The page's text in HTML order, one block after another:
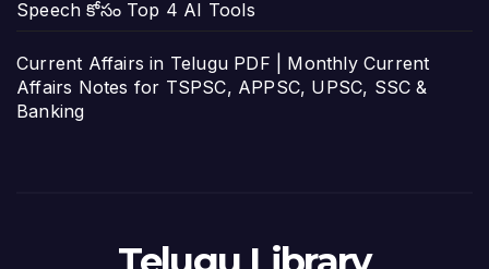
Speech కోసం Top 4 AI Tools
Current Affairs in Telugu PDF | Monthly Current
Affairs Notes for TSPSC, APPSC, UPSC, SSC &
Banking